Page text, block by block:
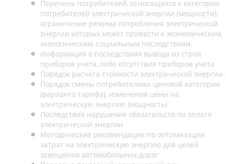
Перечень потребителей, относящихся к категории
потребителей электрической энергии (мощности),
ограничение режима потребления электрической
энергии которых может привести к экономическим,
экологическим, социальным последствиям.
Информация о последствиях вывода из строя
приборов учета, либо отсутствия приборов учета
Порядок расчета стоимости электрической энергии
Порядок смены потребителями ценовой категории
(варианта тарифа), изменения цены на
электрическую энергию (мощность)
Последствия нарушения обязательств по оплате
электрической энергии
Методические рекомендации по оптимизации
затрат на электрическую энергию для целей
освещения автомобильных дорог